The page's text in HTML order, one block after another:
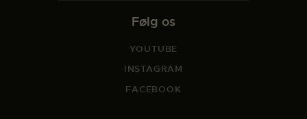
Følg os
YOUTUBE
INSTAGRAM
FACEBOOK